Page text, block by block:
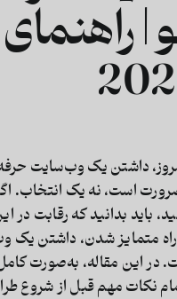
| راهنمای
داشتن یک وب‌سایت
است، نه یک انتخاب.
باید بدانید که رقابت در
راه متمایز شدن، داشتن یک
در این مقاله، به‌صورت
نکات مهم قبل از شروع